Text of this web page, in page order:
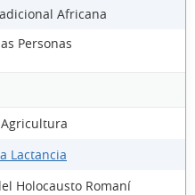
Africana
Personas
Lactancia
Holocausto Romaní